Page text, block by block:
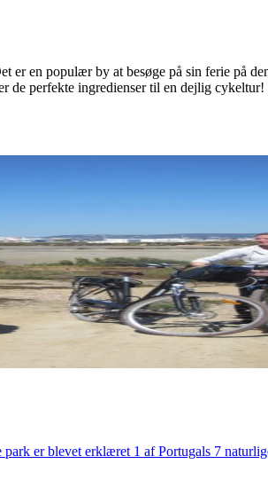
er en populær by at besøge på sin ferie på
de perfekte ingredienser til en dejlig cykeltur!
er blevet erklæret 1 af Portugals 7